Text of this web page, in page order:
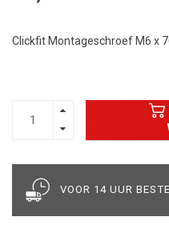
Clickfit Montageschroef M6 x
VOOR 14 UUR